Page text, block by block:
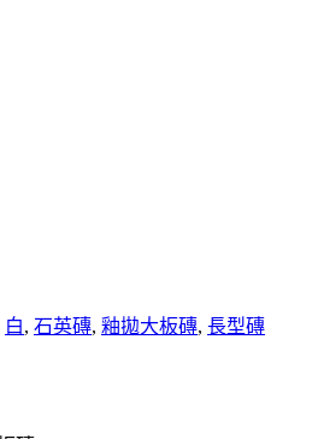
白, 石英磚, 釉拋大板磚, 長型磚